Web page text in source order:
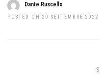
Dante Ruscello
POSTED ON 20 SETTEMBRE 2022